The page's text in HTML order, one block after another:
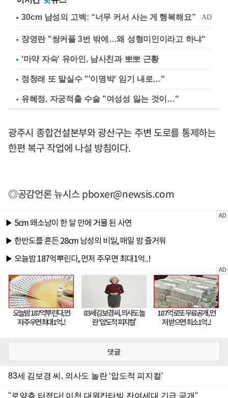
장영란 "쌍커풀 3번 밖에…왜 성형미인이라고 하냐"
'마약 자숙' 유아인, 남사친과 뽀뽀 근황
정청래 또 말실수 "'이명박' 임기 내로…"
유혜정, 자궁적출 수술 "여성성 잃는 것이…"
광주시 종합건설본부와 광산구는 주변 도로를 통제하는
한편 복구 작업에 나설 방침이다.
◎공감언론 뉴시스pboxer@newsis.com
댓글